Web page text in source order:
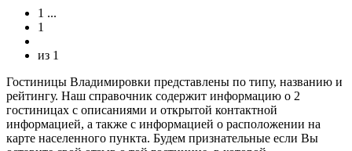
1 ...
1
из 1
Гостиницы Владимировки представлены по типу, названию и
рейтингу. Наш справочник содержит информацию о 2
гостиницах с описаниями и открытой контактной
информацией, а также с информацией о расположении на
карте населенного пункта. Будем признательные если Вы